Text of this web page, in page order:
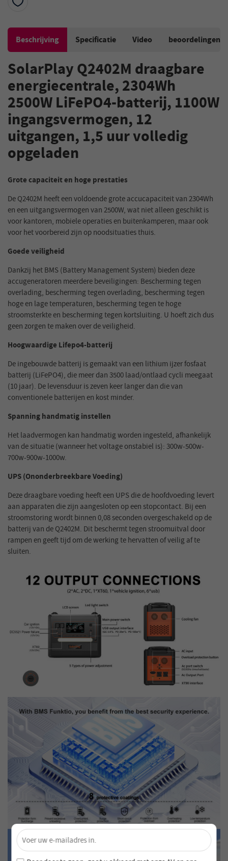
Beschrijving Specificatie Video beoordelingen
SolarPlay Q2402M draagbare
energiecentrale, 2304Wh
2500W LiFePO4-batterij, 1100W
ingangsvermogen, 12
uitgangen, 1,5 uur volledig
opgeladen
Grote capaciteit en hoge prestaties
De Q2402M heeft een voldoende grote accucapaciteit van 2304Wh
en een uitgangsvermogen van 2500W, wat niet alleen geschikt is
voor kantoren, mobiele operaties en buitenkamperen, maar ook
voor het voorbereid zijn op noodsituaties thuis.
Goede veiligheid
Dankzij het BMS (Battery Management System) bieden deze
accugeneratoren meerdere beveiligingen: Bescherming tegen
overlading, bescherming tegen overlading, bescherming tegen
hoge en lage temperaturen, bescherming tegen te hoge
stroomsterkte en bescherming tegen kortsluiting. U hoeft zich dus
geen zorgen te maken over de veiligheid.
Hoogwaardige Lifepo4-batterij
De ingebouwde batterij is gemaakt van een lithium ijzer fosfaat
batterij (LiFePO4), die meer dan 3500 laad/ontlaad cycli meegaat
(10 jaar). De levensduur is zeven keer langer dan die van
conventionele batterijen en kost minder.
Spanning handmatig instellen
Het laadvermogen kan handmatig worden ingesteld, afhankelijk
van de situatie (wanneer het voltage onstabiel is): 300w-500w-
700w-900w-1000w.
UPS (Ononderbreekbare Voeding)
Deze draagbare voeding heeft een UPS die de hoofdvoeding levert
aan apparaten die zijn aangesloten op een stopcontact. Bij een
stroomstoring wordt binnen 0,08 seconden overgeschakeld op de
batterij van de Q2402M. Dit beschermt tegen stroomuitval door
rampen en geeft tijd om de werking te hervatten of veilig af te
sluiten.
Ontgrendel 4% Korting – Schrijf je nu in!
Word lid van onze nieuwsbrief en mis nooit speciale
×